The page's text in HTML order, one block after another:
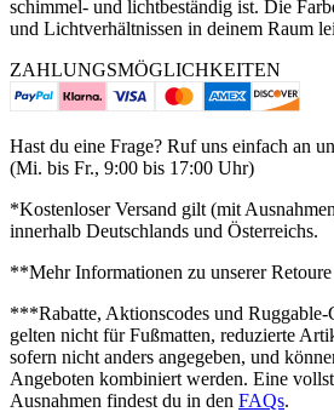
schimmel- und lichtbeständig ist. Die
und Lichtverhältnissen in deinem Raum
ZAHLUNGSMÖGLICHKEITEN
Hast du eine Frage? Ruf uns einfach an
(Mi. bis Fr., 9:00 bis 17:00 Uhr)
*Kostenloser Versand gilt (mit
innerhalb Deutschlands und Österreichs.
**Mehr Informationen zu unserer
***Rabatte, Aktionscodes und Ruggable-
gelten nicht für Fußmatten, reduzierte
sofern nicht anders angegeben, und
Angeboten kombiniert werden. Eine
Ausnahmen findest du in den FAQs.